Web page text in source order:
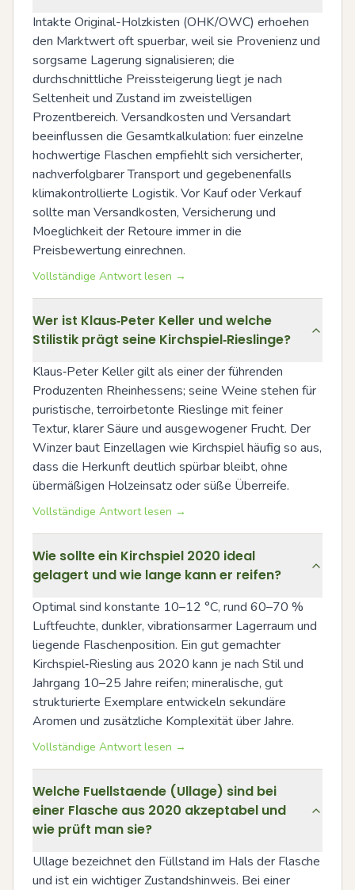
Intakte Original-Holzkisten (OHK/OWC) erhoehen
den Marktwert oft spuerbar, weil sie Provenienz und
sorgsame Lagerung signalisieren; die
durchschnittliche Preissteigerung liegt je nach
Seltenheit und Zustand im zweistelligen
Prozentbereich. Versandkosten und Versandart
beeinflussen die Gesamtkalkulation: fuer einzelne
hochwertige Flaschen empfiehlt sich versicherter,
nachverfolgbarer Transport und gegebenenfalls
klimakontrollierte Logistik. Vor Kauf oder Verkauf
sollte man Versandkosten, Versicherung und
Moeglichkeit der Retoure immer in die
Preisbewertung einrechnen.
Vollständige Antwort lesen →
Wer ist Klaus‑Peter Keller und welche
Stilistik prägt seine Kirchspiel‑Rieslinge?
Klaus‑Peter Keller gilt als einer der führenden
Produzenten Rheinhessens; seine Weine stehen für
puristische, terroirbetonte Rieslinge mit feiner
Textur, klarer Säure und ausgewogener Frucht. Der
Winzer baut Einzellagen wie Kirchspiel häufig so aus,
dass die Herkunft deutlich spürbar bleibt, ohne
übermäßigen Holzeinsatz oder süße Überreife.
Vollständige Antwort lesen →
Wie sollte ein Kirchspiel 2020 ideal
gelagert und wie lange kann er reifen?
Optimal sind konstante 10–12 °C, rund 60–70 %
Luftfeuchte, dunkler, vibrationsarmer Lagerraum und
liegende Flaschenposition. Ein gut gemachter
Kirchspiel‑Riesling aus 2020 kann je nach Stil und
Jahrgang 10–25 Jahre reifen; mineralische, gut
strukturierte Exemplare entwickeln sekundäre
Aromen und zusätzliche Komplexität über Jahre.
Vollständige Antwort lesen →
Welche Fuellstaende (Ullage) sind bei
einer Flasche aus 2020 akzeptabel und
wie prüft man sie?
Ullage bezeichnet den Füllstand im Hals der Flasche
und ist ein wichtiger Zustandshinweis. Bei einer